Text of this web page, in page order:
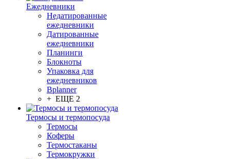
Ежедневники
Недатированные
ежедневники
Датированные
ежедневники
Планинги
Блокноты
Упаковка для
ежедневников
Bplanner
+ ЕЩЕ 2
Термосы и термопосуда
Термосы
Коферы
Термостаканы
Термокружки